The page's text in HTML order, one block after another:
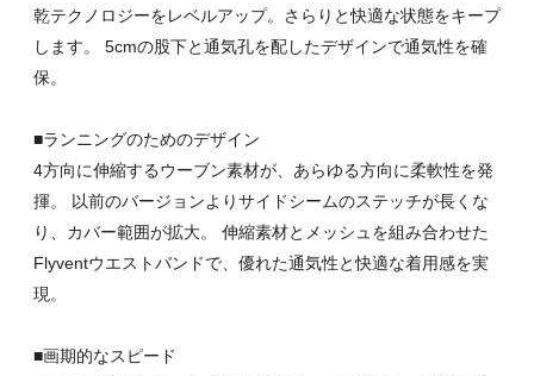
乾テクノロジーをレベルアップ。さらりと快適な状態をキープ
します。 5cmの股下と通気孔を配したデザインで通気性を確
保。
■ランニングのためのデザイン
4方向に伸縮するウーブン素材が、あらゆる方向に柔軟性を発
揮。 以前のバージョンよりサイドシームのステッチが長くな
り、カバー範囲が拡大。 伸縮素材とメッシュを組み合わせた
Flyventウエストバンドで、優れた通気性と快適な着用感を実
現。
■画期的なスピード